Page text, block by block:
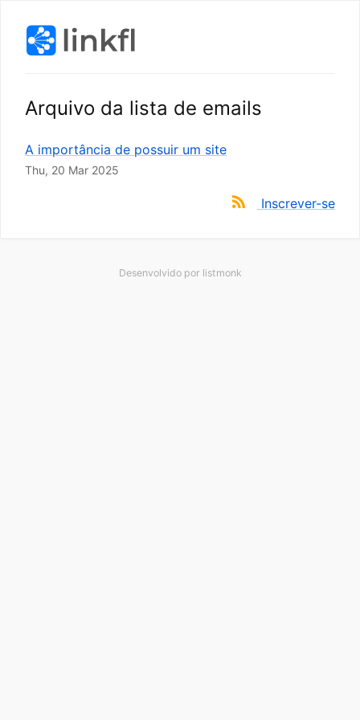
Arquivo da lista de emails
A importância de possuir um site
Thu, 20 Mar 2025
Inscrever-se
Desenvolvido por listmonk